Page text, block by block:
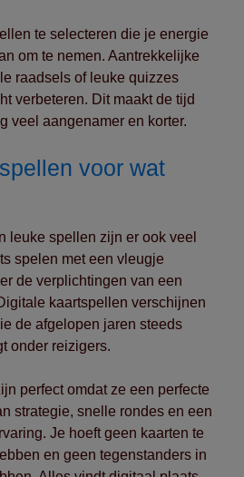
te selecteren die je energie
om te nemen. Aantrekkelijke
raadsels of leuke quizzes
verbeteren. Dit maakt de tijd
veel aangenamer en korter.
voor wat
leuke spellen zijn er ook veel
spelen met een vleugje
de verplichtingen van een
kaartspellen verschijnen
de afgelopen jaren steeds
onder reizigers.
perfect omdat ze een perfecte
strategie, snelle rondes en een
Je hoeft geen kaarten te
en geen tegenstanders in